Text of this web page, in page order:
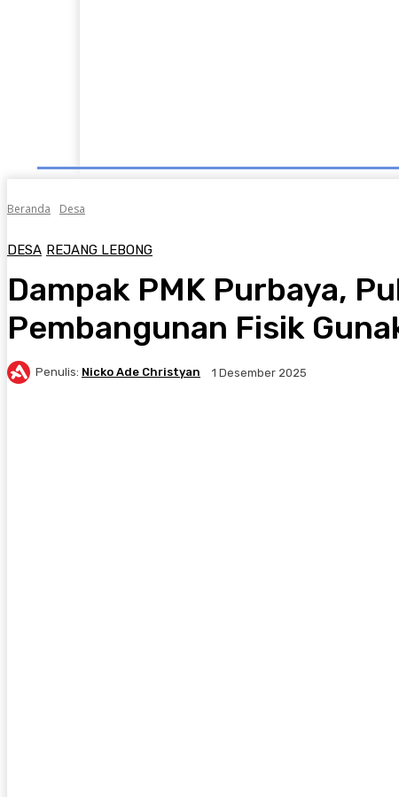
Beranda Desa
DESA REJANG LEBONG
Dampak PMK Purbaya,
Pembangunan Fisik
Penulis: Nicko Ade Christyan 1 Desember 2025